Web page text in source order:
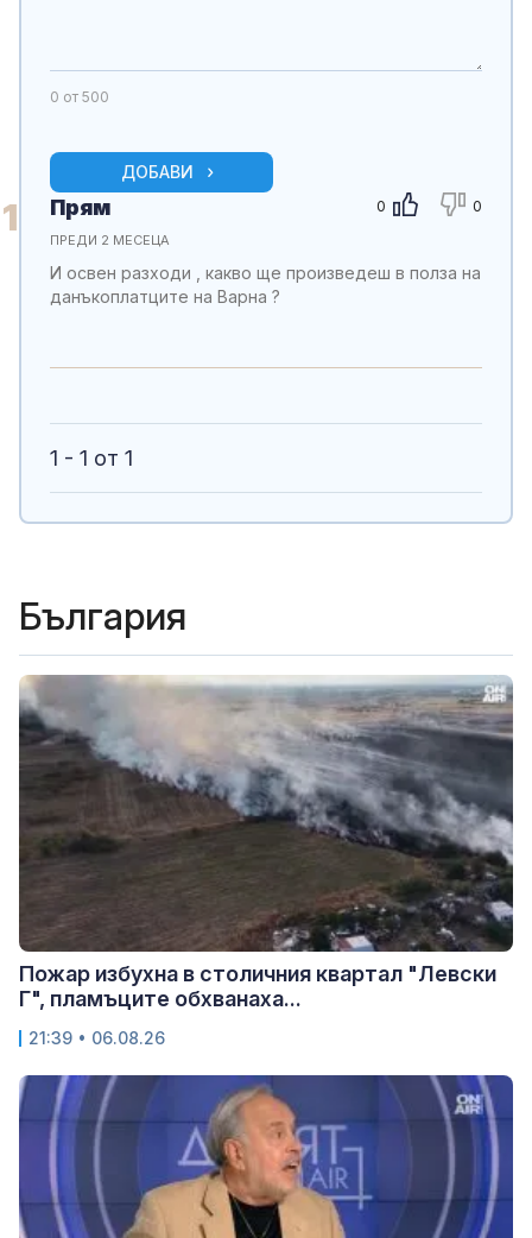
0 от 500
ДОБАВИ
1 0 0
Прям
ПРЕДИ 2 МЕСЕЦА
И освен разходи , какво ще произведеш в полза на
данъкоплатците на Варна ?
1 - 1 от 1
България
Пожар избухна в столичния квартал "Левски
Г", пламъците обхванаха...
21:39 • 06.08.26